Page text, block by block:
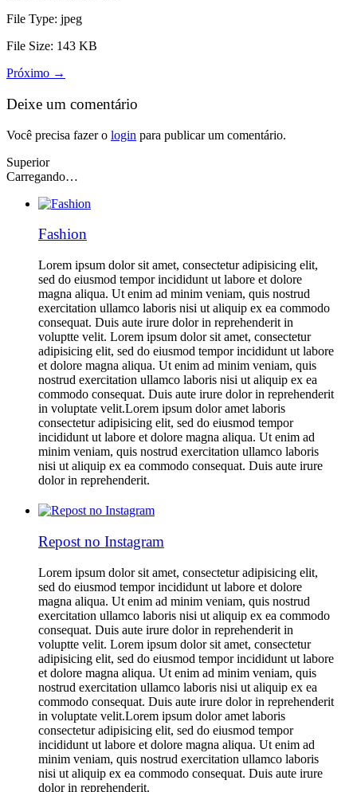
File Type: jpeg
File Size: 143 KB
Próximo →
Deixe um comentário
Você precisa fazer o login para publicar um comentário.
Superior
Carregando…
Fashion
Lorem ipsum dolor sit amet, consectetur adipisicing elit,
sed do eiusmod tempor incididunt ut labore et dolore
magna aliqua. Ut enim ad minim veniam, quis nostrud
exercitation ullamco laboris nisi ut aliquip ex ea commodo
consequat. Duis aute irure dolor in reprehenderit in
voluptte velit. Lorem ipsum dolor sit amet, consectetur
adipisicing elit, sed do eiusmod tempor incididunt ut labore
et dolore magna aliqua. Ut enim ad minim veniam, quis
nostrud exercitation ullamco laboris nisi ut aliquip ex ea
commodo consequat. Duis aute irure dolor in reprehenderit
in voluptate velit.Lorem ipsum dolor amet laboris
consectetur adipisicing elit, sed do eiusmod tempor
incididunt ut labore et dolore magna aliqua. Ut enim ad
minim veniam, quis nostrud exercitation ullamco laboris
nisi ut aliquip ex ea commodo consequat. Duis aute irure
dolor in reprehenderit.
Repost no Instagram
Lorem ipsum dolor sit amet, consectetur adipisicing elit,
sed do eiusmod tempor incididunt ut labore et dolore
magna aliqua. Ut enim ad minim veniam, quis nostrud
exercitation ullamco laboris nisi ut aliquip ex ea commodo
consequat. Duis aute irure dolor in reprehenderit in
voluptte velit. Lorem ipsum dolor sit amet, consectetur
adipisicing elit, sed do eiusmod tempor incididunt ut labore
et dolore magna aliqua. Ut enim ad minim veniam, quis
nostrud exercitation ullamco laboris nisi ut aliquip ex ea
commodo consequat. Duis aute irure dolor in reprehenderit
in voluptate velit.Lorem ipsum dolor amet laboris
consectetur adipisicing elit, sed do eiusmod tempor
incididunt ut labore et dolore magna aliqua. Ut enim ad
minim veniam, quis nostrud exercitation ullamco laboris
nisi ut aliquip ex ea commodo consequat. Duis aute irure
dolor in reprehenderit.